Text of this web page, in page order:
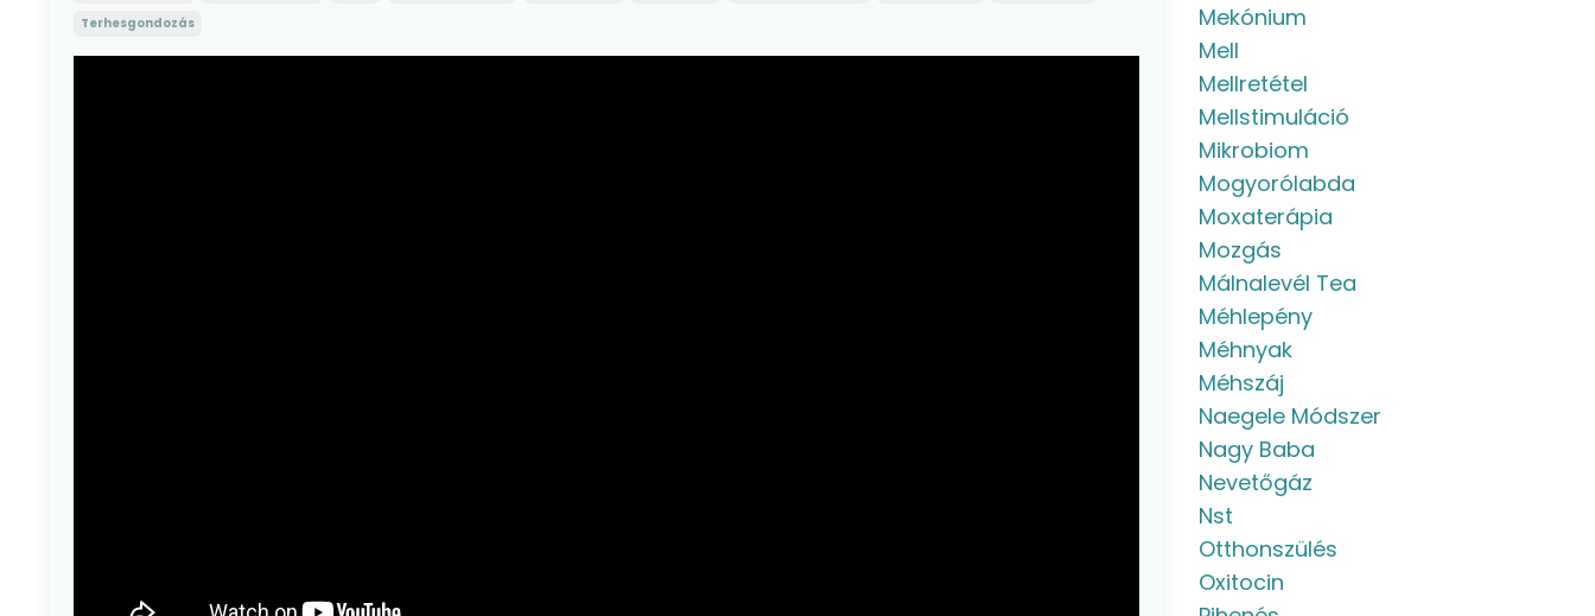
Terhesgondozás
Mekónium
Mell
Mellretétel
Mellstimuláció
Mikrobiom
Mogyorólabda
Moxaterápia
Mozgás
Málnalevél Tea
Méhlepény
Méhnyak
Méhszáj
Naegele Módszer
Nagy Baba
Nevetőgáz
Nst
Otthonszülés
Oxitocin